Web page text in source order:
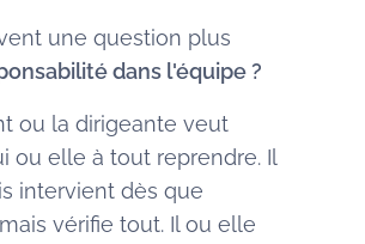
une question plus
dans l'équipe ?
ou la dirigeante veut
ou elle à tout reprendre. Il
intervient dès que
vérifie tout. Il ou elle